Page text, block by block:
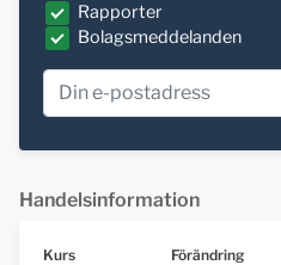
Rapporter
Bolagsmeddelanden
Handelsinformation
Kurs Förändring